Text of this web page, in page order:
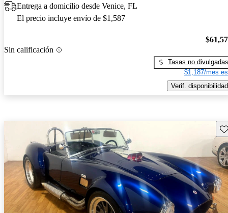
Entrega a domicilio desde Venice, FL
El precio incluye envío de $1,587
Sin calificación
Tasas no divulgadas
$1,187/mes
Verif. disponibilidad